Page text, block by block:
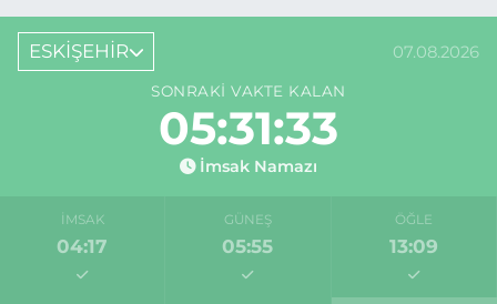
ESKİŞEHİR 07.08.2026
SONRAKI VAKTE KALAN
05:31:32
İmsak Namazı
İMSAK
04:17
GÜNEŞ
05:55
ÖĞLE
13:09